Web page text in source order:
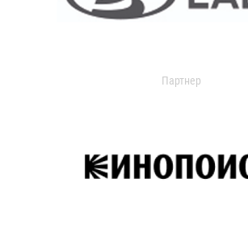
Партнер